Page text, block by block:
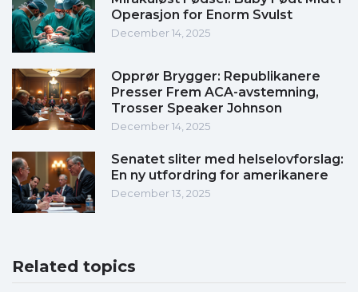
Operasjon for Enorm Svulst
December 14, 2025
Opprør Brygger: Republikanere
Presser Frem ACA-avstemning,
Trosser Speaker Johnson
December 14, 2025
Senatet sliter med helselovforslag:
En ny utfordring for amerikanere
December 13, 2025
Related topics